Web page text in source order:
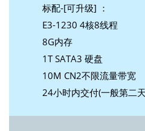
标配-[可升级] ：
E3-1230 4核8线程
8G内存
1T SATA3 硬盘
10M CN2不限流量带宽
24小时内交付(一般第二